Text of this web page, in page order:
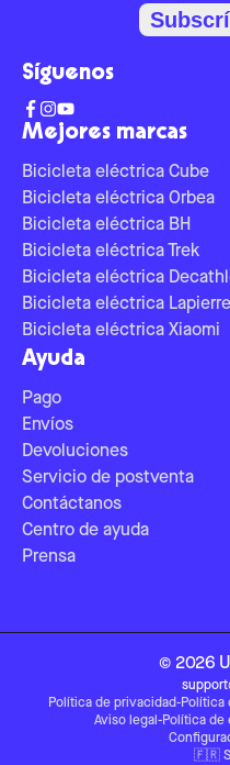
Mejores marcas
Bicicleta eléctrica Cube
Bicicleta eléctrica Orbea
Bicicleta eléctrica BH
Bicicleta eléctrica Trek
Bicicleta eléctrica
Bicicleta eléctrica Lapierre
Bicicleta eléctrica Xiaomi
Ayuda
Pago
Envíos
Devoluciones
Servicio de postventa
Contáctanos
Centro de ayuda
Prensa
Síguenos
© 2026
Política de privacidad-Política
Aviso legal -Política de
🇫🇷